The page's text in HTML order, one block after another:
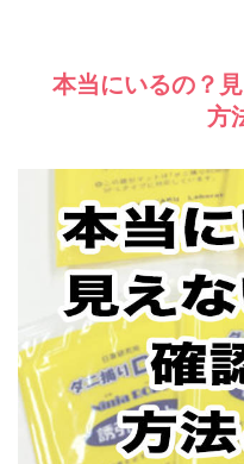
本当にいるの？
方